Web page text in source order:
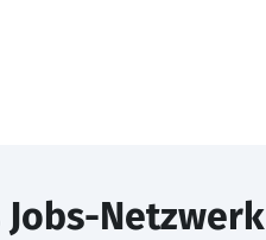
Jobs-Netzwerk